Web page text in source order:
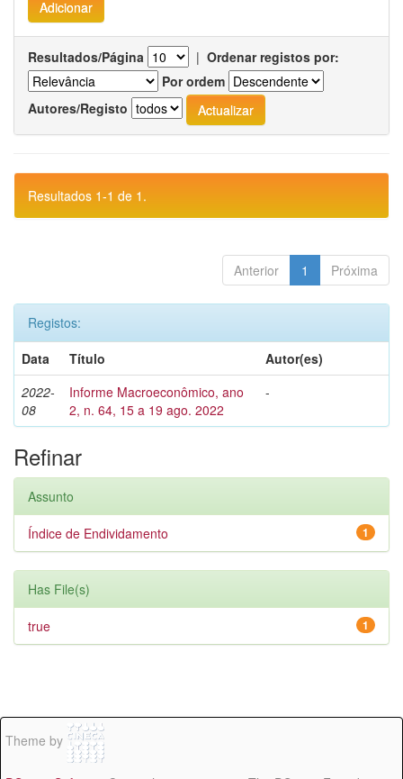
Resultados/Página | Ordenar registos por:
Por ordem
Autores/Registo
Resultados 1-1 de 1.
Anterior 1 Próxima
Registos:
Data
Título
Autor(es)
2022-
08
Informe Macroeconômico, ano
2, n. 64, 15 a 19 ago. 2022
-
Refinar
Assunto
1
Índice de Endividamento
Has File(s)
1
true
Theme by